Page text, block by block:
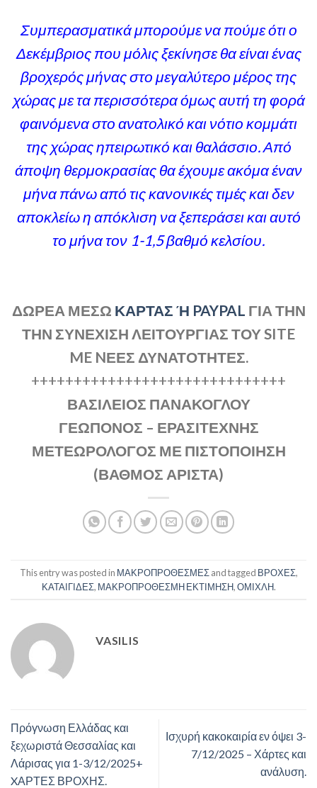
Συμπερασματικά μπορούμε να πούμε ότι ο
Δεκέμβριος που μόλις ξεκίνησε θα είναι ένας
βροχερός μήνας στο μεγαλύτερο μέρος της
χώρας με τα περισσότερα όμως αυτή τη φορά
φαινόμενα στο ανατολικό και νότιο κομμάτι
της χώρας ηπειρωτικό και θαλάσσιο. Από
άποψη θερμοκρασίας θα έχουμε ακόμα έναν
μήνα πάνω από τις κανονικές τιμές και δεν
αποκλείω η απόκλιση να ξεπεράσει και αυτό
το μήνα τον 1-1,5 βαθμό κελσίου.
ΔΩΡΕΑ ΜΕΣΩ ΚΑΡΤΑΣ Ή PAYPAL ΓΙΑ ΤΗΝ
ΤΗΝ ΣΥΝΕΧΙΣΗ ΛΕΙΤΟΥΡΓΙΑΣ ΤΟΥ SITE
ME NΕΕΣ ΔΥΝΑΤΟΤΗΤΕΣ.
++++++++++++++++++++++++++++++
ΒΑΣΙΛΕΙΟΣ ΠΑΝΑΚΟΓΛΟΥ
ΓΕΩΠΟΝΟΣ – ΕΡΑΣΙΤΕΧΝΗΣ
ΜΕΤΕΩΡΟΛΟΓΟΣ ΜΕ ΠΙΣΤΟΠΟΙΗΣΗ
(ΒΑΘΜΟΣ ΑΡΙΣΤΑ)
This entry was posted in ΜΑΚΡΟΠΡΟΘΕΣΜΕΣand tagged ΒΡΟΧΕΣ,
ΚΑΤΑΙΓΙΔΕΣ, ΜΑΚΡΟΠΡΟΘΕΣΜΗ ΕΚΤΙΜΗΣΗ,ΟΜΙΧΛΗ.
VASILIS
Πρόγνωση Ελλάδας και
ξεχωριστά Θεσσαλίας και
Λάρισας για 1-3/12/2025+
XΑΡΤΕΣ ΒΡΟΧΗΣ.
Ισχυρή κακοκαιρία εν όψει 3-
7/12/2025 – Χάρτες και
ανάλυση.